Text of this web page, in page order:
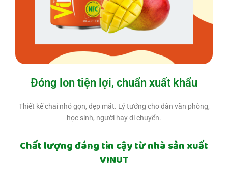
Đóng lon tiện lợi, chuẩn xuất khẩu
Thiết kế chai nhỏ gọn, đẹp mắt. Lý tưởng cho dân văn phòng,
học sinh, người hay di chuyển.
Chất lượng đáng tin cậy từ nhà sản xuất
VINUT